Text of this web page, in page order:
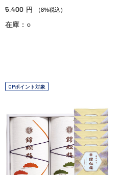
5,400 円 （8%税込）
在庫：○
OPポイント対象